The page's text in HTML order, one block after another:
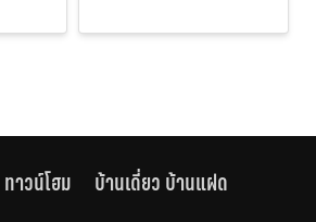
ทาวน์โฮม
บ้านเดี่ยว บ้านแฝด